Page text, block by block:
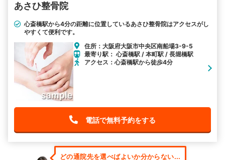
あさひ整骨院
心斎橋駅から4分の距離に位置しているあさひ整骨院はアクセスがし
やすくて便利です。
住所：大阪府大阪市中央区南船場3-9-5
最寄り駅： 心斎橋駅 / 本町駅 / 長堀橋駅
アクセス：心斎橋駅から徒歩4分
電話で無料予約をする
どの通院先を選べばよいか分からない...